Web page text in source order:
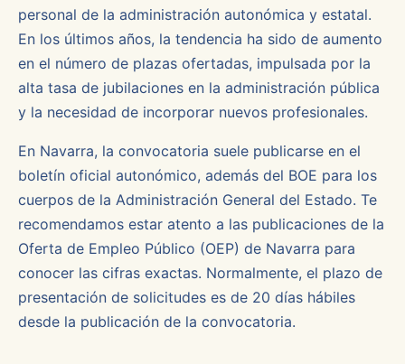
personal de la administración autonómica y estatal.
En los últimos años, la tendencia ha sido de aumento
en el número de plazas ofertadas, impulsada por la
alta tasa de jubilaciones en la administración pública
y la necesidad de incorporar nuevos profesionales.
En Navarra, la convocatoria suele publicarse en el
boletín oficial autonómico, además del BOE para los
cuerpos de la Administración General del Estado. Te
recomendamos estar atento a las publicaciones de la
Oferta de Empleo Público (OEP) de Navarra para
conocer las cifras exactas. Normalmente, el plazo de
presentación de solicitudes es de 20 días hábiles
desde la publicación de la convocatoria.